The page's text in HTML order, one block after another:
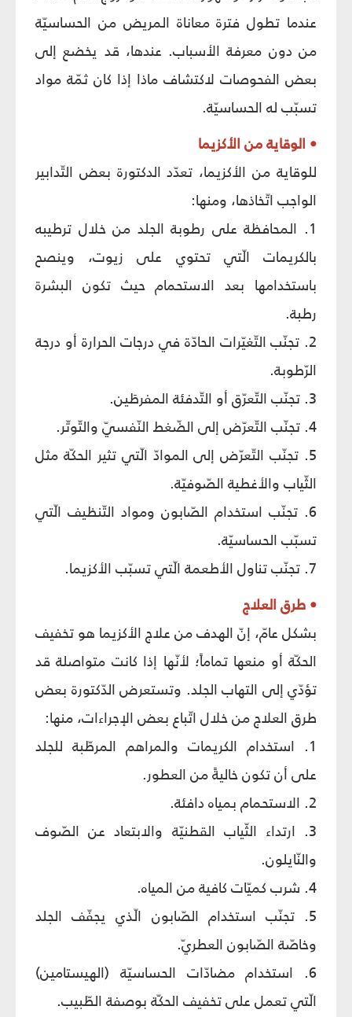
عندما تطول فترة معاناة المريض من الحساسيّة
من دون معرفة الأسباب. عندها، قد يخضع إلى
بعض الفحوصات لاكتشاف ماذا إذا كان ثمّة مواد
تسبّب له الحساسيّة.
• الوقاية من الأكزيما
للوقاية من الأكزيما، تعدّد الدكتورة بعض التّدابير
الواجب اتّخاذها، ومنها:
1. المحافظة على رطوبة الجلد من خلال ترطيبه
بالكريمات الّتي تحتوي على زيوت، وينصح
باستخدامها بعد الاستحمام حيث تكون البشرة
رطبة.
2. تجنّب التّغيّرات الحادّة في درجات الحرارة أو درجة
الرّطوبة.
3. تجنّب التّعرّق أو التّدفئة المفرطَين.
4. تجنّب التّعرّض إلى الضّغط النّفسيّ والتّوتّر.
5. تجنّب التّعرّض إلى الموادّ الّتي تثير الحكّة مثل
الثّياب والأغطية الصّوفيّة.
6. تجنّب استخدام الصّابون ومواد التّنظيف الّتي
تسبّب الحساسيّة.
7. تجنّب تناول الأطعمة الّتي تسبّب الأكزيما.
• طرق العلاج
بشكل عامّ، إنّ الهدف من علاج الأكزيما هو تخفيف
الحكّة أو منعها تماماً؛ لأنّها إذا كانت متواصلة قد
تؤدّي إلى التهاب الجلد. وتستعرض الدّكتورة بعض
طرق العلاج من خلال اتّباع بعض الإجراءات، منها:
1. استخدام الكريمات والمراهم المرطّبة للجلد
على أن تكون خاليةً من العطور.
2. الاستحمام بمياه دافئة.
3. ارتداء الثّياب القطنيّة والابتعاد عن الصّوف
والنّايلون.
4. شرب كميّات كافية من المياه.
5. تجنّب استخدام الصّابون الّذي يجفّف الجلد
وخاصّة الصّابون العطريّ.
6. استخدام مضادّات الحساسيّة (الهيستامين)
الّتي تعمل على تخفيف الحكّة بوصفة الطّبيب.